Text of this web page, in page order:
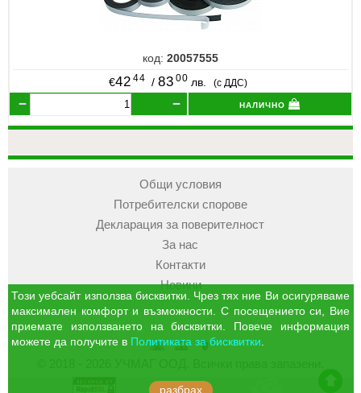
код: 20057555
€42 44 /83 00 лв. (с ДДС)
налично
Общи условия
Потребителски спорове
Декларация за поверителност
За нас
Контакти
Новини
УЧМАГКошница
Профил
Този уебсайт използва бисквитки. Чрез тях ние Ви осигуряваме
максимален комфорт и възможности. С посещението си, Вие
приемате използването на бисквитки. Повече информация
можете да получите в Политиката за бисквитки.
разбрах